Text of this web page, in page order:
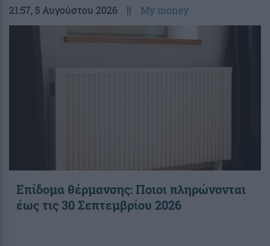
21:57, 5 Αυγούστου 2026 || My money
Επίδομα θέρμανσης: Ποιοι πληρώνονται
έως τις 30 Σεπτεμβρίου 2026